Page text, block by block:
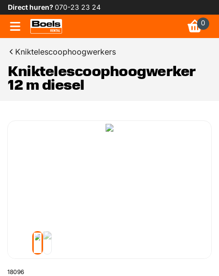
Direct huren?070-23 23 24
0
Kniktelescoophoogwerkers
Kniktelescoophoogwerker
12 m diesel
18096